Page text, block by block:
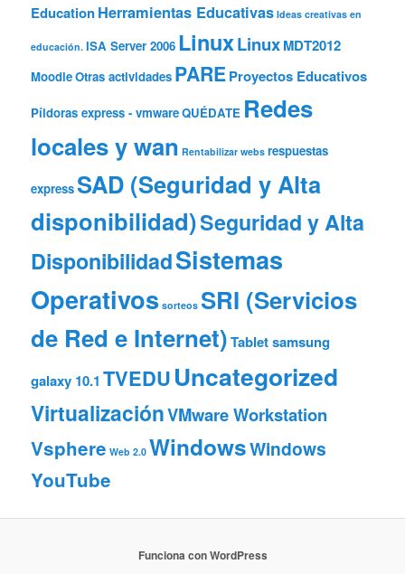
EducationHerramientas Educativas Ideas creativas en
educación. ISA Server 2006 LinuxLinuxMDT2012
MoodleOtras actividades PAREProyectos Educativos
Píldoras express - vmwareQUÉDATE Redes
locales y wan Rentabilizar webs respuestas
expressSAD (Seguridad y Alta
disponibilidad)Seguridad y Alta
DisponibilidadSistemas
Operativos sorteos SRI (Servicios
de Red e Internet)Tablet samsung
galaxy 10.1 TVEDUUncategorized
VirtualizaciónVMware Workstation
Vsphere Web 2.0 WindowsWindows
YouTube
Funciona con WordPress